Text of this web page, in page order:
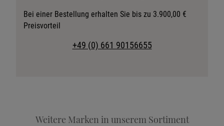
Telefonische Beratung anfordern
Beratungstermin vereinbaren
Bei einer Bestellung erhalten Sie bis zu 3.900,00 €
Preisvorteil
+49 (0) 661 90156655
Weitere Marken in unserem Sortiment